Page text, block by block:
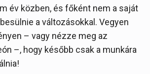
év közben, és főként nem a saját
a változásokkal. Vegyen
– vagy nézze meg az
–, hogy később csak a munkára